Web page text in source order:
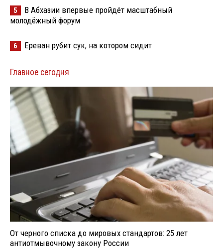
5
В Абхазии впервые пройдёт масштабный
молодёжный форум
6 Ереван рубит сук, на котором сидит
Главное сегодня
От черного списка до мировых стандартов: 25 лет
антиотмывочному закону России